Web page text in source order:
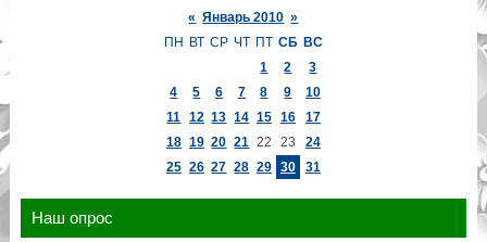
« Январь 2010 »
ПН ВТ СР ЧТ ПТ СБ ВС
1
2
3
4
5 6 7 8 9
10
11
12 13 14 15 16
17
18 19 20 21 22 23
24
25 26 27 28 29 30 31
Наш опрос